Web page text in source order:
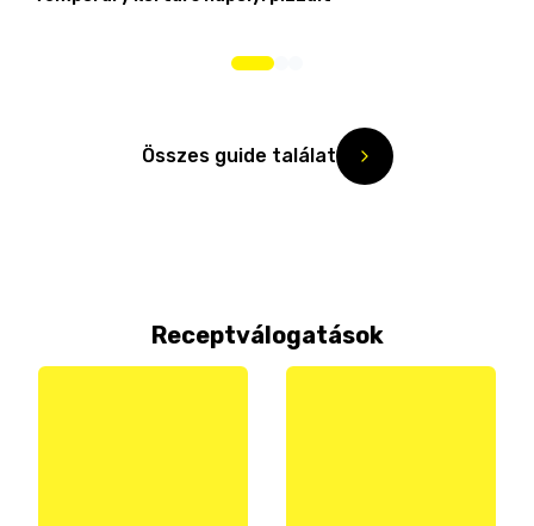
Összes guide találat
Receptválogatások